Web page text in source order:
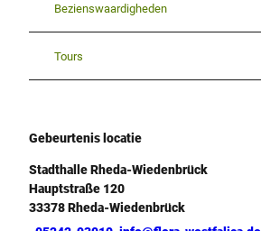
Bezienswaardigheden
Tours
Gebeurtenis locatie
Stadthalle Rheda-Wiedenbrück
Hauptstraße 120
33378Rheda-Wiedenbrück